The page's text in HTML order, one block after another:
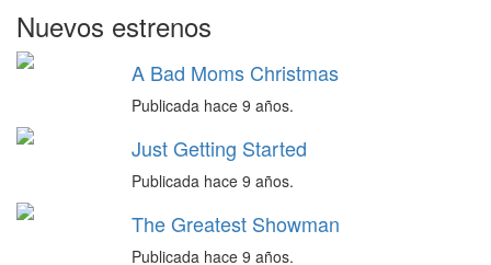
Nuevos estrenos
A Bad Moms Christmas
Publicada hace 9 años.
Just Getting Started
Publicada hace 9 años.
The Greatest Showman
Publicada hace 9 años.